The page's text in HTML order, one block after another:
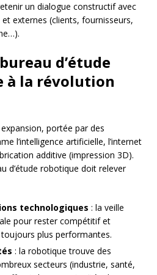
un dialogue constructif avec
externes (clients, fournisseurs,
d’étude
à la révolution
portée par des
l’intelligence artificielle, l’internet
additive (impression 3D).
d’étude robotique doit relever
technologiques : la veille
pour rester compétitif et
plus performantes.
: la robotique trouve des
secteurs (industrie, santé,